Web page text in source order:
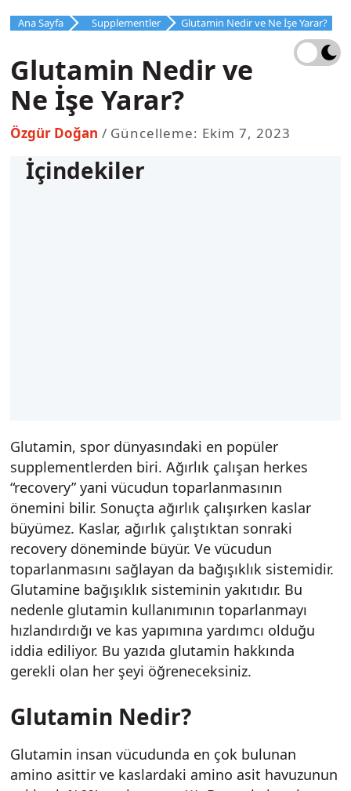
atlaAna Sayfa Supplementler Glutamin Nedir ve Ne İşe Yarar?
Glutamin Nedir ve
Ne İşe Yarar?
Güncelleme: Ekim 7, 2023
Özgür Doğan
İçindekiler
Glutamin, spor dünyasındaki en popüler
supplementlerden biri. Ağırlık çalışan herkes
“recovery” yani vücudun toparlanmasının
önemini bilir. Sonuçta ağırlık çalışırken kaslar
büyümez. Kaslar, ağırlık çalıştıktan sonraki
recovery döneminde büyür. Ve vücudun
toparlanmasını sağlayan da bağışıklık sistemidir.
Glutamine bağışıklık sisteminin yakıtıdır. Bu
nedenle glutamin kullanımının toparlanmayı
hızlandırdığı ve kas yapımına yardımcı olduğu
iddia ediliyor. Bu yazıda glutamin hakkında
gerekli olan her şeyi öğreneceksiniz.
Glutamin Nedir?
Glutamin insan vücudunda en çok bulunan
amino asittir ve kaslardaki amino asit havuzunun